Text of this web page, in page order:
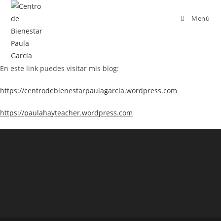
Menú
En este link puedes visitar mis blog:
https://centrodebienestarpaulagarcia.wordpress.com
https://paulahayteacher.wordpress.com